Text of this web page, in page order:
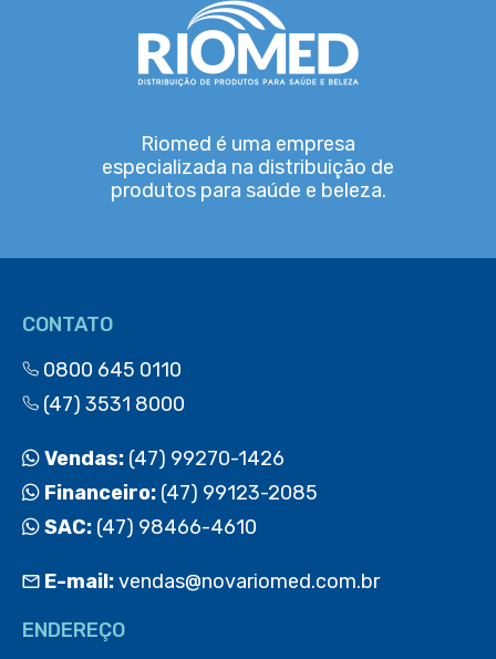
Riomed é uma empresa
especializada na distribuição de
produtos para saúde e beleza.
CONTATO
0800 645 0110
(47) 3531 8000
Vendas: (47) 99270-1426
Financeiro: (47) 99123-2085
SAC: (47) 98466-4610
E-mail:vendas@novariomed.com.br
ENDEREÇO